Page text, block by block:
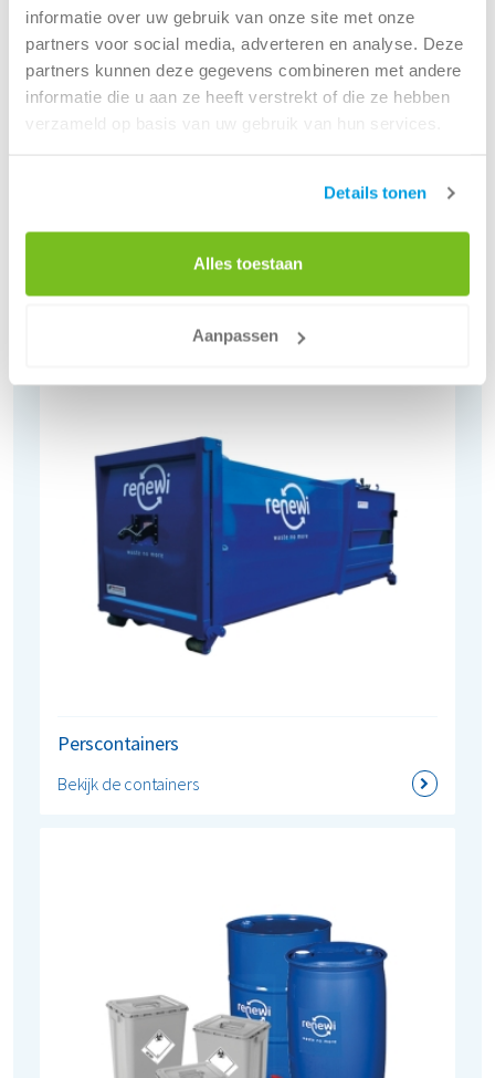
informatie over uw gebruik van onze site met onze
partners voor social media, adverteren en analyse. Deze
partners kunnen deze gegevens combineren met andere
informatie die u aan ze heeft verstrekt of die ze hebben
verzameld op basis van uw gebruik van hun services.
Details tonen
Alles toestaan
Aanpassen
Ondergrondse containers
Bekijk de containers
Perscontainers
Bekijk de containers